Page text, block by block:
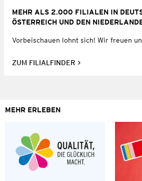
MEHR ALS 2.000 FILIALEN IN
ÖSTERREICH UND DEN
Vorbeischauen lohnt sich! Wir freuen
ZUM FILIALFINDER
MEHR ERLEBEN